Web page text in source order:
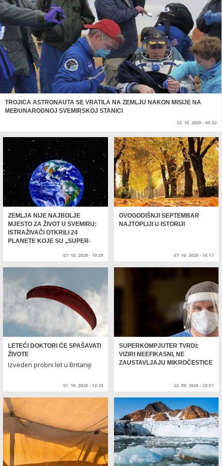
TROJICA ASTRONAUTA SE VRATILA NA ZEMLJU NAKON MISIJE NA
MEĐUNARODNOJ SVEMIRSKOJ STANICI
22. 10. 2020 - 09:32
ZEMLJA NIJE NAJBOLJE
MJESTO ZA ŽIVOT U SVEMIRU:
ISTRAŽIVAČI OTKRILI 24
PLANETE KOJE SU „SUPER-
07. 10. 2020 - 10:29
OVOGODIŠNJI SEPTEMBAR
NAJTOPLIJI U ISTORIJI
07. 10. 2020 - 10:17
LETEĆI DOKTORI ĆE SPAŠAVATI
ŽIVOTE
Izveden probni let u Britaniji
01. 10. 2020 - 12:33
SUPERKOMPJUTER TVRDI:
VIZIRI NEEFIKASNI, NE
ZAUSTAVLJAJU MIKROČESTICE
22. 09. 2020 - 22:07